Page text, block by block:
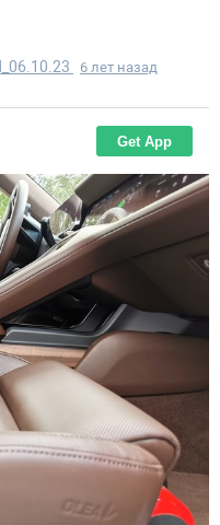
6 лет назад